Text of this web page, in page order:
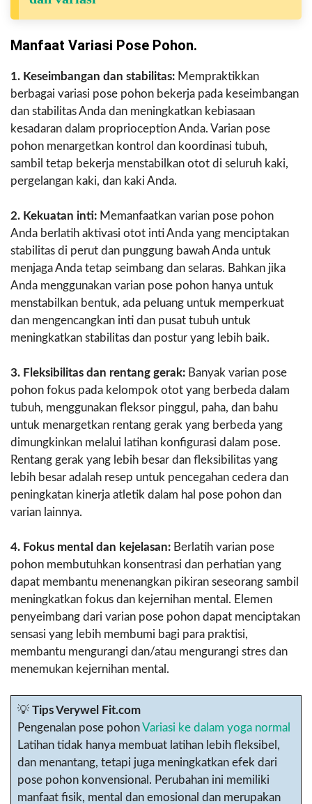
Manfaat Variasi Pose Pohon.
1. Keseimbangan dan stabilitas: Mempraktikkan
berbagai variasi pose pohon bekerja pada keseimbangan
dan stabilitas Anda dan meningkatkan kebiasaan
kesadaran dalam proprioception Anda. Varian pose
pohon menargetkan kontrol dan koordinasi tubuh,
sambil tetap bekerja menstabilkan otot di seluruh kaki,
pergelangan kaki, dan kaki Anda.
2. Kekuatan inti: Memanfaatkan varian pose pohon
Anda berlatih aktivasi otot inti Anda yang menciptakan
stabilitas di perut dan punggung bawah Anda untuk
menjaga Anda tetap seimbang dan selaras. Bahkan jika
Anda menggunakan varian pose pohon hanya untuk
menstabilkan bentuk, ada peluang untuk memperkuat
dan mengencangkan inti dan pusat tubuh untuk
meningkatkan stabilitas dan postur yang lebih baik.
3. Fleksibilitas dan rentang gerak: Banyak varian pose
pohon fokus pada kelompok otot yang berbeda dalam
tubuh, menggunakan fleksor pinggul, paha, dan bahu
untuk menargetkan rentang gerak yang berbeda yang
dimungkinkan melalui latihan konfigurasi dalam pose.
Rentang gerak yang lebih besar dan fleksibilitas yang
lebih besar adalah resep untuk pencegahan cedera dan
peningkatan kinerja atletik dalam hal pose pohon dan
varian lainnya.
4. Fokus mental dan kejelasan: Berlatih varian pose
pohon membutuhkan konsentrasi dan perhatian yang
dapat membantu menenangkan pikiran seseorang sambil
meningkatkan fokus dan kejernihan mental. Elemen
penyeimbang dari varian pose pohon dapat menciptakan
sensasi yang lebih membumi bagi para praktisi,
membantu mengurangi dan/atau mengurangi stres dan
menemukan kejernihan mental.
💡 Tips Verywel Fit.com
Pengenalan pose pohonVariasi ke dalam yoga normal
Latihan tidak hanya membuat latihan lebih fleksibel,
dan menantang, tetapi juga meningkatkan efek dari
pose pohon konvensional. Perubahan ini memiliki
manfaat fisik, mental dan emosional dan merupakan